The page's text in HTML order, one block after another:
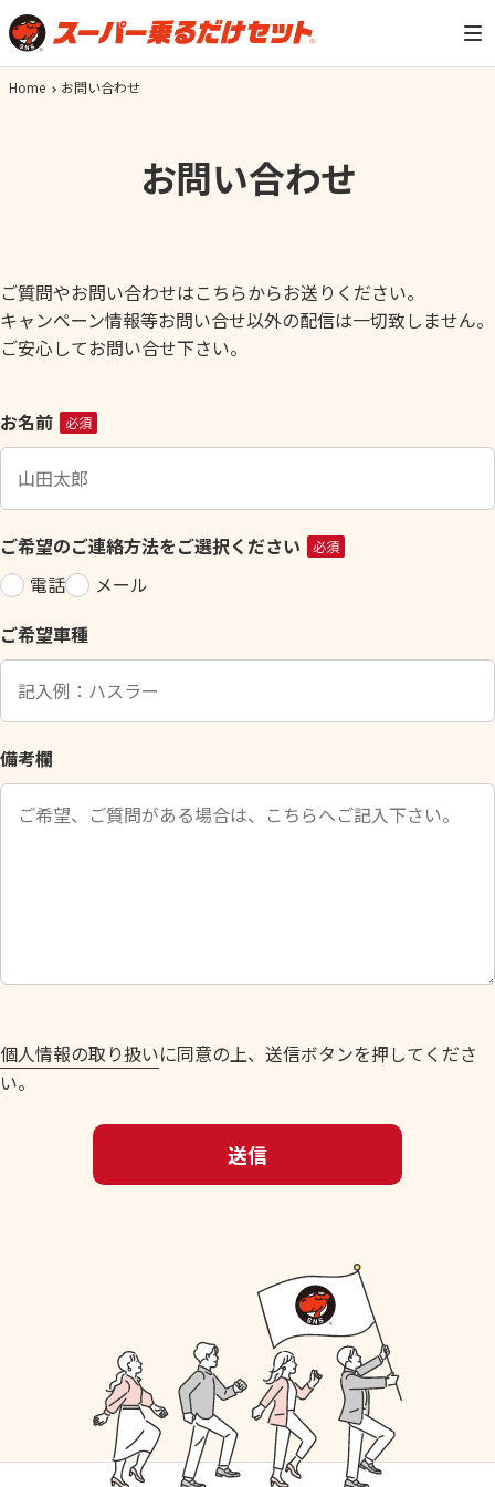
Home お問い合わせ
お問い合わせ
ご質問やお問い合わせはこちらからお送りください。
キャンペーン情報等お問い合せ以外の配信は一切致しません。
ご安心してお問い合せ下さい。
こ
の
ィ
ー
ル
ド
空
の
ま
に
し
お名前 必須
ご希望のご連絡方法をご選択ください 必須
電話
メール
ご希望車種
備考欄
個人情報の取り扱いに同意の上、送信ボタンを押してくださ
い。